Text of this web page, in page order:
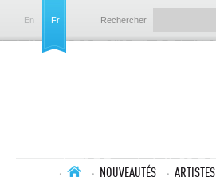
En Fr Rechercher
NOUVEAUTÉS ARTISTES